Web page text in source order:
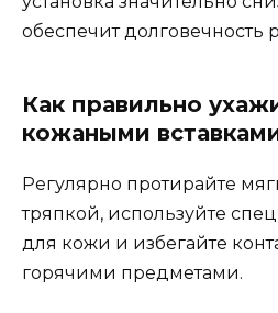
обеспечит долговечность
Как правильно
кожаными
Регулярно протирайте
тряпкой, используйте
для кожи и избегайте
горячими предметами.